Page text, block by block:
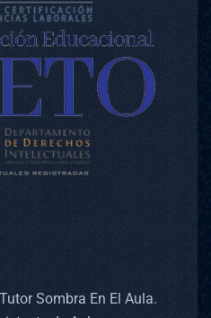
Tutor Sombra En El Aula.